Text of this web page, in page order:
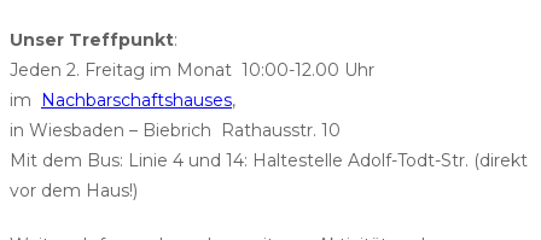
Unser Treffpunkt:
Jeden 2. Freitag im Monat 10:00-12.00 Uhr
im Nachbarschaftshauses,
in Wiesbaden – Biebrich Rathausstr. 10
Mit dem Bus: Linie 4 und 14: Haltestelle Adolf-Todt-Str. (direkt
vor dem Haus!)